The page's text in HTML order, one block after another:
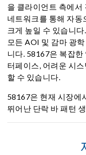
을 클라이언트 측에서
네트워크를 통해 자동
크게 높일 수 있습니
모든 AOI 및 감마 광
니다. 58167은 복잡한
터페이스, 어려운 시
할 수 있습니다.
58167은 현재 시장에
뛰어난 단락 바 패턴